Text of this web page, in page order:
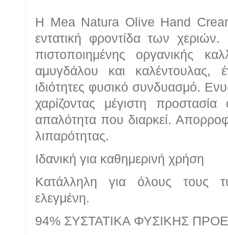
Η Mea Natura Olive Hand
εντατική φροντίδα των χεριών.
πιστοποιημένης οργανικής
αμυγδάλου και καλέντουλας,
ιδιότητες φυσικό συνδυασμό.
χαρίζοντας μέγιστη
απαλότητα που διαρκεί.
λιπαρότητας.
Ιδανική για καθημερινή χρήση
Κατάλληλη για όλους τους
ελεγμένη.
94% ΣΥΣΤΑΤΙΚΑ ΦΥΣΙΚΗΣ